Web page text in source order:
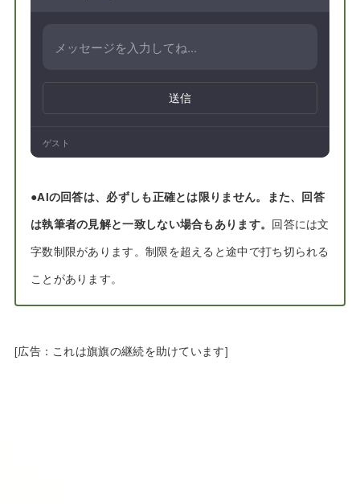
送信
ゲスト
●AIの回答は、必ずしも正確とは限りません。また、回答
は執筆者の見解と一致しない場合もあります。 回答には文
字数制限があります。制限を超えると途中で打ち切られる
ことがあります。
[広告：これは旗旗の継続を助けています]